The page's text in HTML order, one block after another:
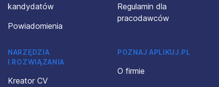
kandydatów
Powiadomienia
Regulamin dla
pracodawców
NARZĘDZIA
I ROZWIĄZANIA
Kreator CV
POZNAJ APLIKUJ.PL
O firmie